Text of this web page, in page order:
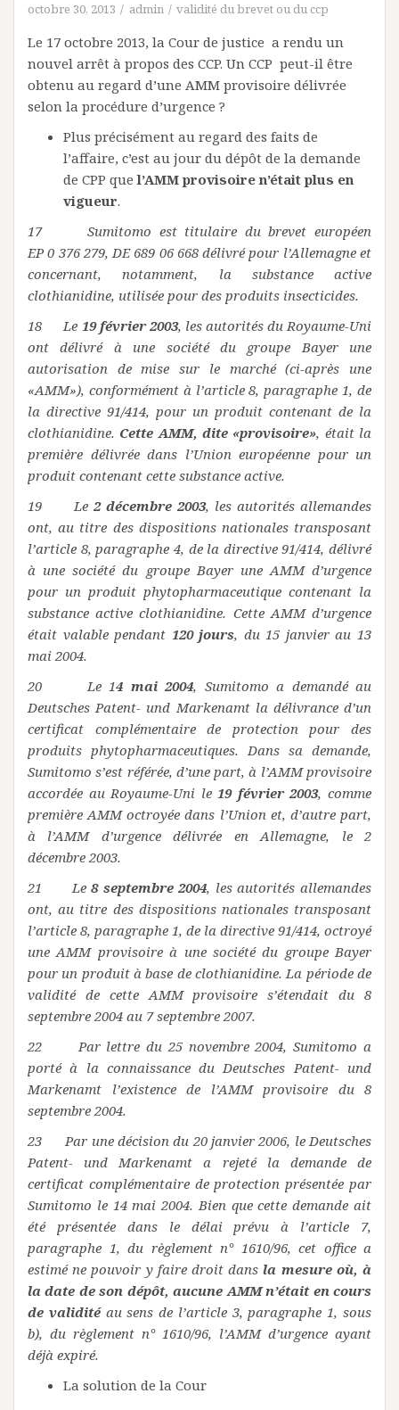
octobre 30, 2013 admin validité du brevet ou du ccp
Le 17 octobre 2013, la Cour de justice a rendu un
nouvel arrêt à propos des CCP. Un CCP peut-il être
obtenu au regard d’une AMM provisoire délivrée
selon la procédure d’urgence ?
Plus précisément au regard des faits de
l’affaire, c’est au jour du dépôt de la demande
de CPP que l’AMM provisoire n’était plus en
vigueur.
17 Sumitomo est titulaire du brevet européen
EP 0 376 279, DE 689 06 668 délivré pour l’Allemagne et
concernant, notamment, la substance active
clothianidine, utilisée pour des produits insecticides.
18 Le 19 février 2003, les autorités du Royaume-Uni
ont délivré à une société du groupe Bayer une
autorisation de mise sur le marché (ci-après une
«AMM»), conformément à l’article 8, paragraphe 1, de
la directive 91/414, pour un produit contenant de la
clothianidine. Cette AMM, dite «provisoire», était la
première délivrée dans l’Union européenne pour un
produit contenant cette substance active.
19 Le 2 décembre 2003, les autorités allemandes
ont, au titre des dispositions nationales transposant
l’article 8, paragraphe 4, de la directive 91/414, délivré
à une société du groupe Bayer une AMM d’urgence
pour un produit phytopharmaceutique contenant la
substance active clothianidine. Cette AMM d’urgence
était valable pendant 120 jours, du 15 janvier au 13
mai 2004.
20 Le 14 mai 2004, Sumitomo a demandé au
Deutsches Patent- und Markenamt la délivrance d’un
certificat complémentaire de protection pour des
produits phytopharmaceutiques. Dans sa demande,
Sumitomo s’est référée, d’une part, à l’AMM provisoire
accordée au Royaume-Uni le19 février 2003, comme
première AMM octroyée dans l’Union et, d’autre part,
à l’AMM d’urgence délivrée en Allemagne, le 2
décembre 2003.
21 Le8 septembre 2004, les autorités allemandes
ont, au titre des dispositions nationales transposant
l’article 8, paragraphe 1, de la directive 91/414, octroyé
une AMM provisoire à une société du groupe Bayer
pour un produit à base de clothianidine. La période de
validité de cette AMM provisoire s’étendait du 8
septembre 2004 au 7 septembre 2007.
22 Par lettre du 25 novembre 2004, Sumitomo a
porté à la connaissance du Deutsches Patent- und
Markenamt l’existence de l’AMM provisoire du 8
septembre 2004.
23 Par une décision du 20 janvier 2006, le Deutsches
Patent- und Markenamt a rejeté la demande de
certificat complémentaire de protection présentée par
Sumitomo le 14 mai 2004. Bien que cette demande ait
été présentée dans le délai prévu à l’article 7,
paragraphe 1, du règlement n° 1610/96, cet office a
estimé ne pouvoir y faire droit dansla mesure où, à
la date de son dépôt, aucune AMM n’était en cours
de validitéau sens de l’article 3, paragraphe 1, sous
b), du règlement n° 1610/96, l’AMM d’urgence ayant
déjà expiré.
La solution de la Cour